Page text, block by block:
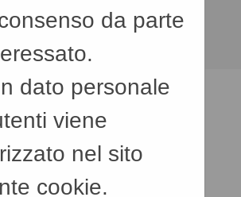
da parte
dato personale
viene
nel sito
cookie.
.